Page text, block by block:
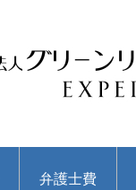
弁護士費